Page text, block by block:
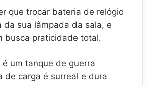
que trocar bateria de relógio
da sua lâmpada da sala, e
busca praticidade total.
um tanque de guerra
de carga é surreal e dura